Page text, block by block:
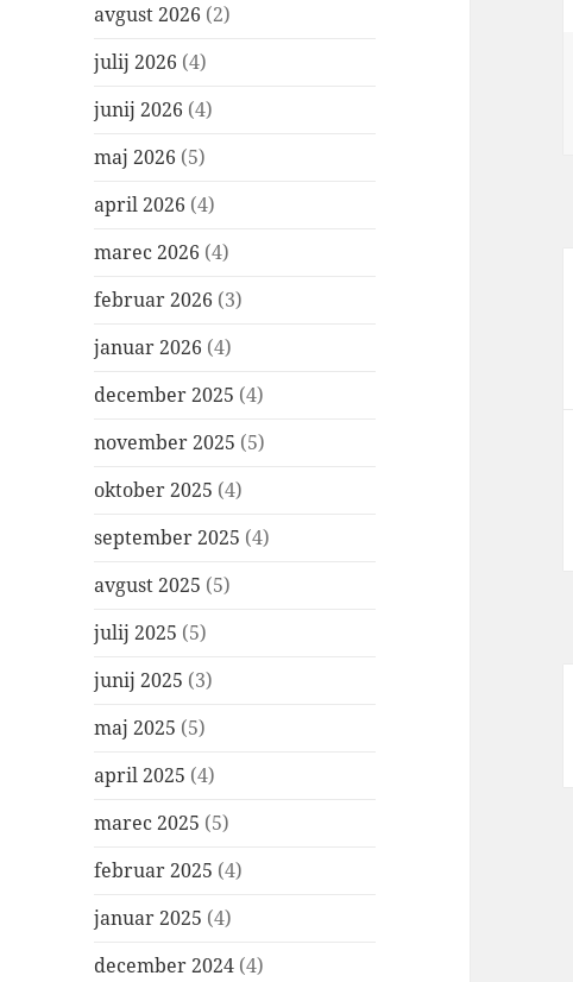
avgust 2026 (2)
julij 2026 (4)
junij 2026 (4)
maj 2026 (5)
april 2026 (4)
marec 2026 (4)
februar 2026 (3)
januar 2026 (4)
december 2025 (4)
november 2025 (5)
oktober 2025 (4)
september 2025 (4)
avgust 2025 (5)
julij 2025 (5)
junij 2025 (3)
maj 2025 (5)
april 2025 (4)
marec 2025 (5)
februar 2025 (4)
januar 2025 (4)
december 2024 (4)